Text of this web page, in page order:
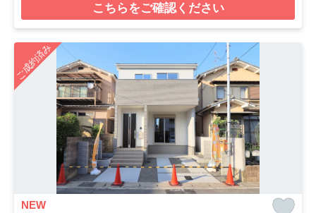
こちらをご確認ください
ご成約済み
NEW